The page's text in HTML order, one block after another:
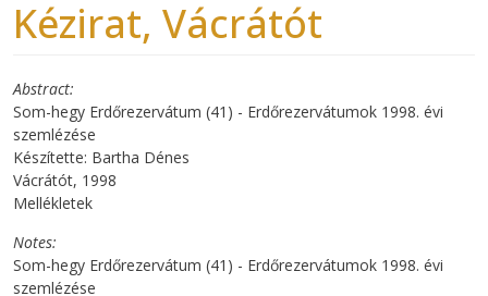
Kézirat, Vácrátót
Abstract
Som-hegy Erdőrezervátum (41) - Erdőrezervátumok 1998. évi
szemlézése
Készítette: Bartha Dénes
Vácrátót, 1998
Mellékletek
Notes
Som-hegy Erdőrezervátum (41) - Erdőrezervátumok 1998. évi
szemlézése